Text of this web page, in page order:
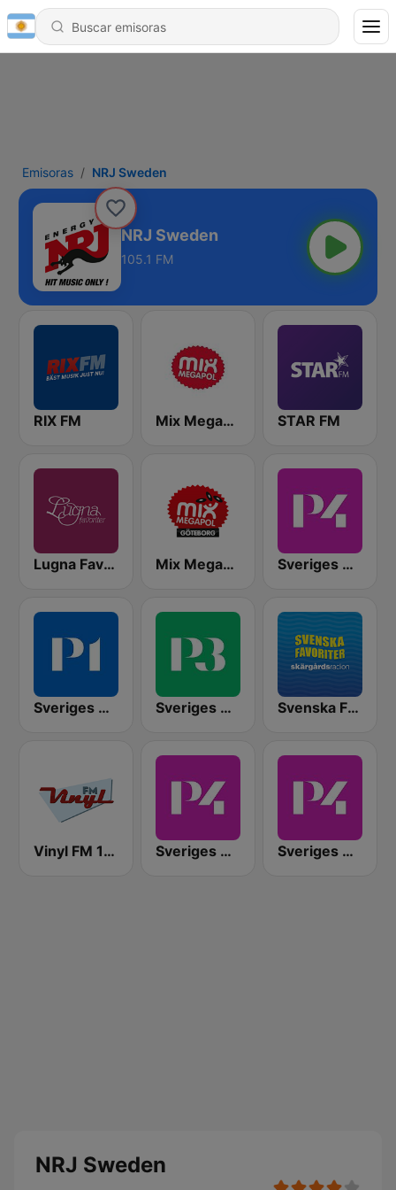
Emisoras NRJ Sweden
NRJ Sweden
105.1 FM
RIX FM Mix Megapol STAR FM
Lugna Favoriter Mix Megapol Göteborg Sveriges Radio P4 Stockholm
Sveriges Radio P1 Sveriges Radio P3 Svenska Favoriter
Vinyl FM 107 Sveriges Radio P4 Malmöhus Sveriges Radio P4 Göteborg
NRJ Sweden